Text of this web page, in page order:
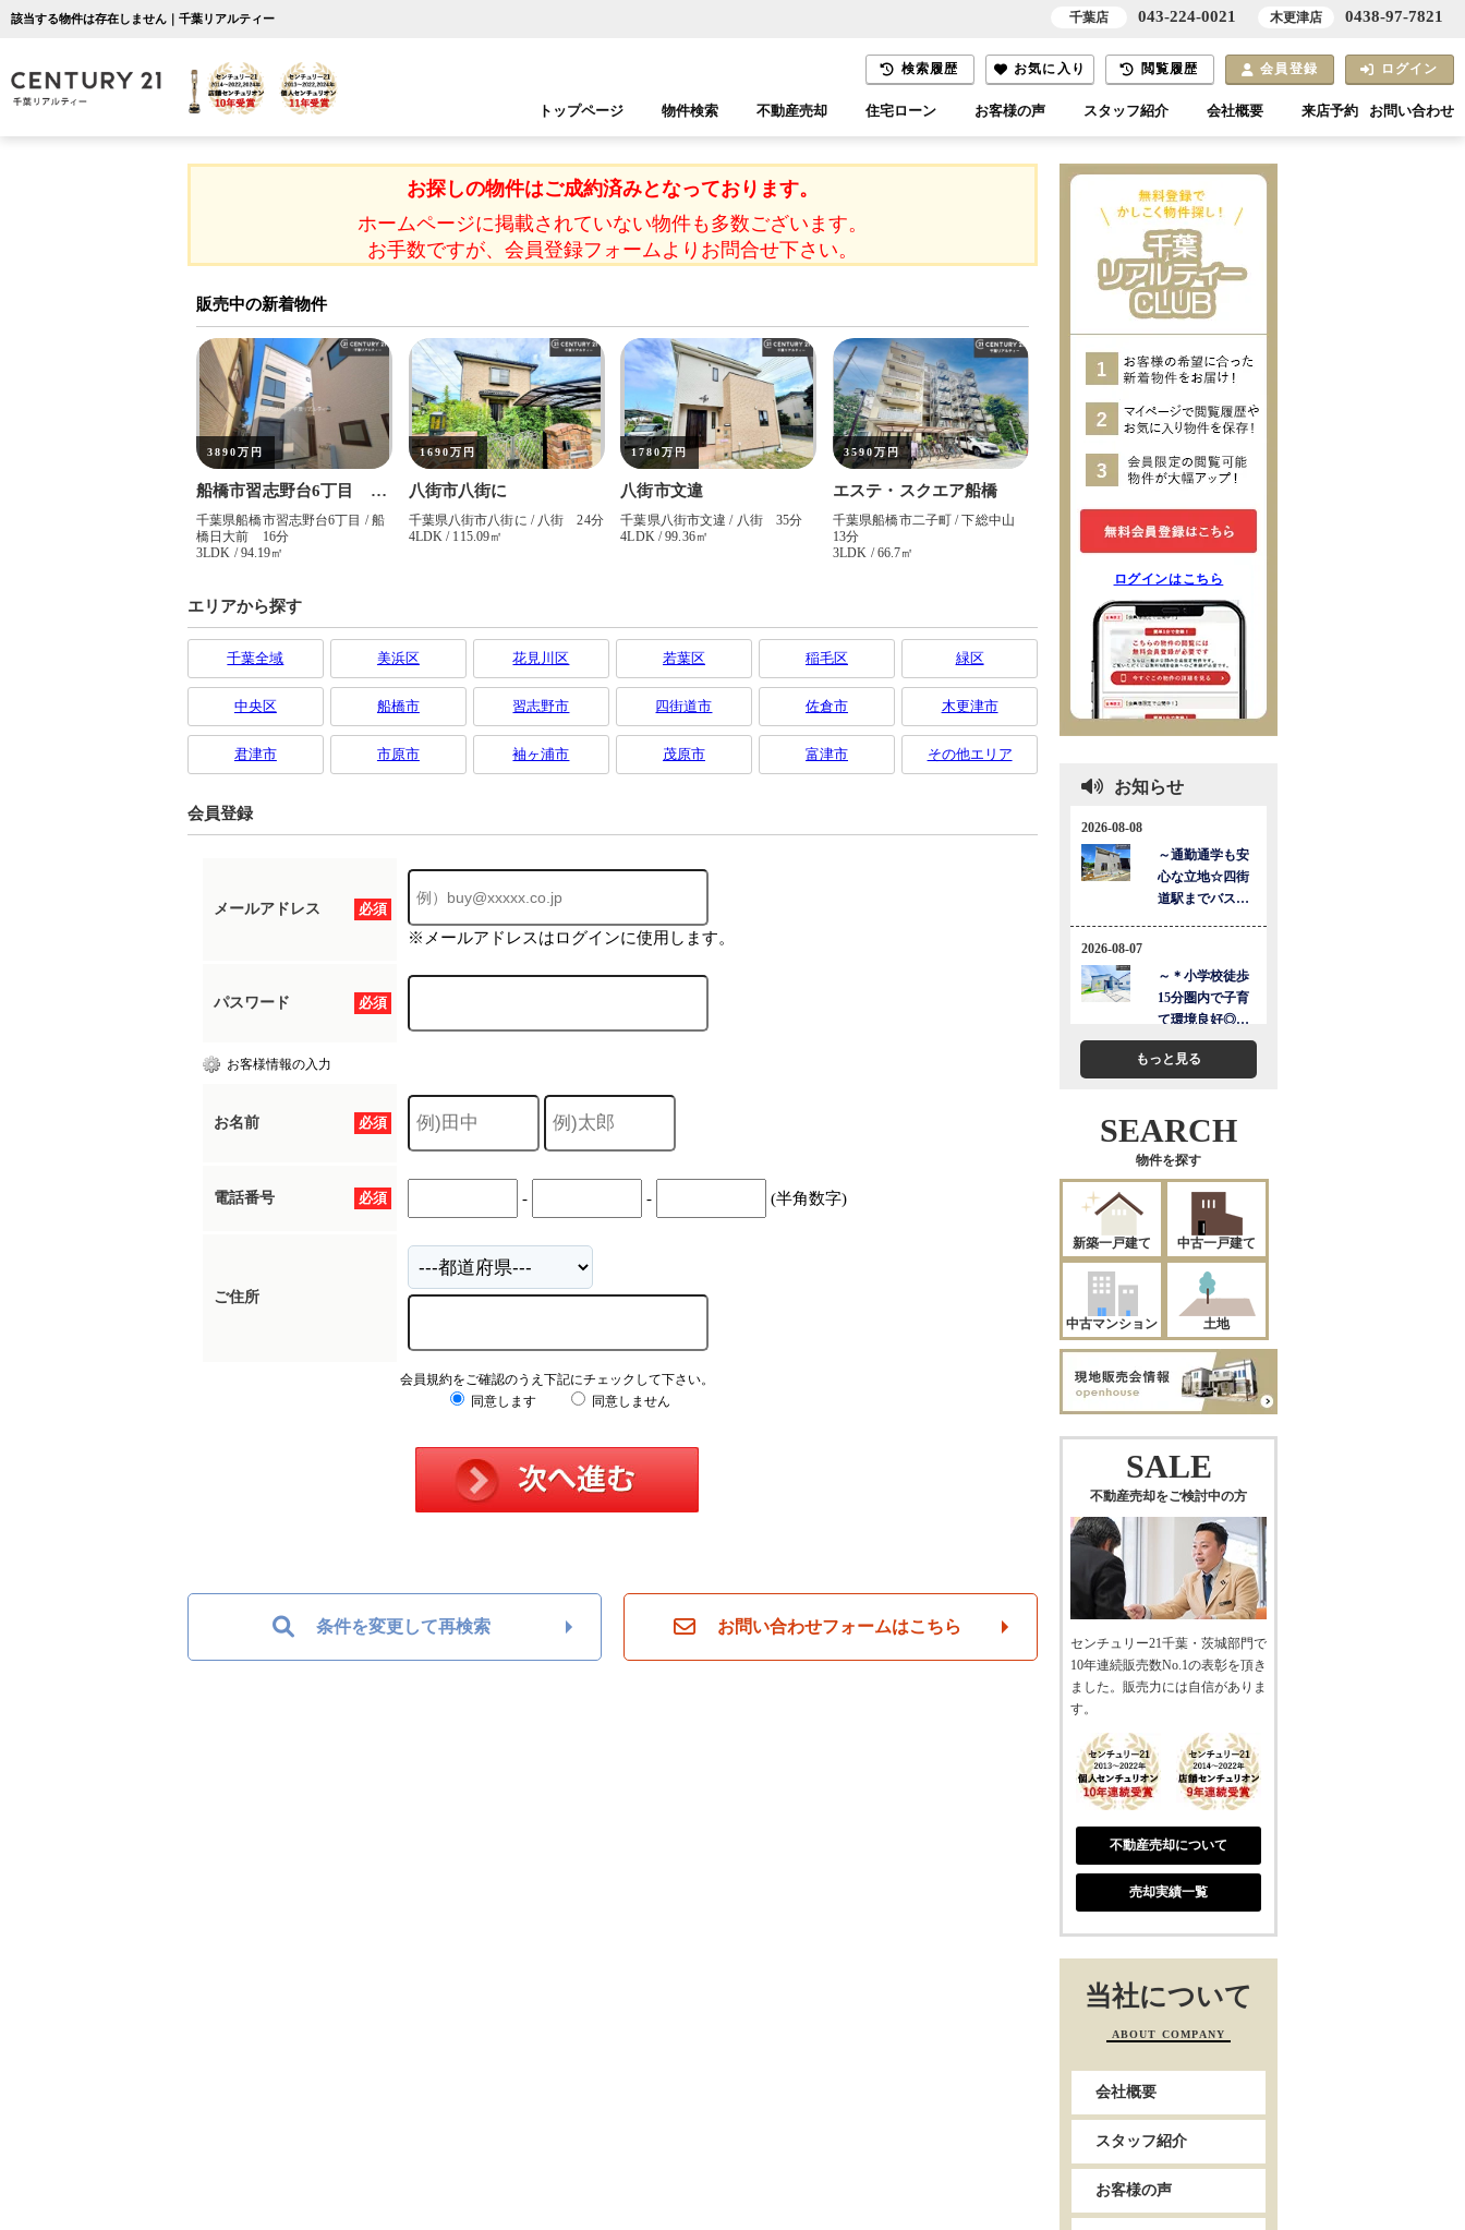
該当する物件は存在しません｜千葉リアルティー
検索履歴 お気に入り 閲覧履歴 会員登録 ログイン
トップページ 物件検索
千葉エリア 木更津エリア
不動産売却 住宅ローン お客様の声 スタッフ紹介 会社概要 来店予約 お問い合わせ
お探しの物件はご成約済みとなっております。
ホームページに掲載されていない物件も多数ございます。
お手数ですが、会員登録フォームよりお問合せ下さい。
エリアから探す
千葉全域 美浜区 花見川区 若葉区 稲毛区 緑区
中央区 船橋市 習志野市 四街道市 佐倉市 木更津市
君津市 市原市 袖ヶ浦市 茂原市 富津市 その他エリア
会員登録
必須
メールアドレス
※メールアドレスはログインに使用します。
必須
パスワード
お客様情報の入力
必須
お名前
必須
電話番号 - - (半角数字)
ご住所
会員規約をご確認のうえ下記にチェックして下さい。
同意します
同意しません
条件を変更して再検索 お問い合わせフォームはこちら
ログインはこちら
お知らせ
もっと見る
SEARCH
物件を探す
新築一戸建て 中古一戸建て
中古マンション 土地
SALE
不動産売却をご検討中の方
センチュリー21千葉・茨城部門で
10年連続販売数No.1の表彰を頂き
ました。販売力には自信がありま
す。
不動産売却について
売却実績一覧
当社について
ABOUT COMPANY
会社概要
スタッフ紹介
お客様の声
千葉店 043-224-0021 木更津店 0438-97-7821